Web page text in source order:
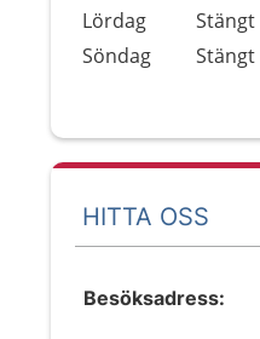
Lördag
Stängt
Söndag
Stängt
HITTA OSS
Besöksadress: